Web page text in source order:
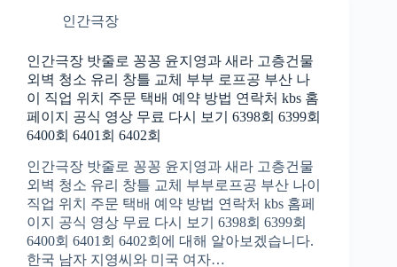
인간극장
인간극장 밧줄로 꽁꽁 윤지영과 새라 고층건물
외벽 청소 유리 창틀 교체 부부 로프공 부산 나
이 직업 위치 주문 택배 예약 방법 연락처 kbs 홈
페이지 공식 영상 무료 다시 보기 6398회 6399회
6400회 6401회 6402회
인간극장 밧줄로 꽁꽁 윤지영과 새라 고층건물
외벽 청소 유리 창틀 교체 부부로프공 부산 나이
직업 위치 주문 택배 예약 방법 연락처 kbs 홈페
이지 공식 영상 무료 다시 보기 6398회 6399회
6400회 6401회 6402회에 대해 알아보겠습니다.
한국 남자 지영씨와 미국 여자…